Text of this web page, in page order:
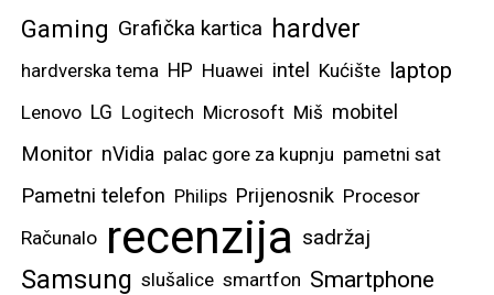
Gaming Grafička kartica hardver
hardverska tema HP Huawei intel Kućište laptop
Lenovo LG Logitech Microsoft Miš mobitel
Monitor nVidia palac gore za kupnju pametni sat
Pametni telefon Philips Prijenosnik Procesor
Računalo recenzija sadržaj
Samsung slušalice smartfon Smartphone